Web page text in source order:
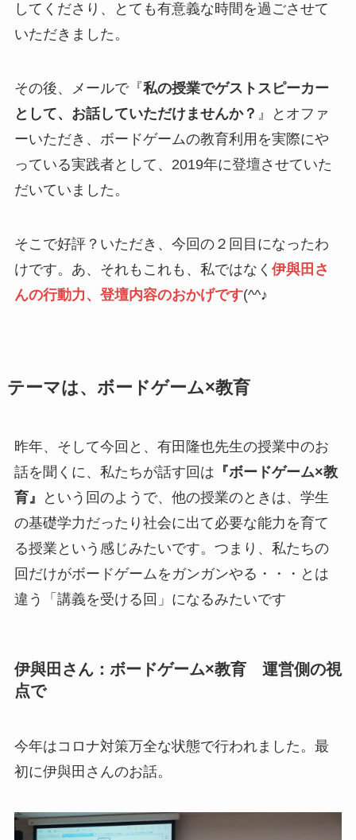
してくださり、とても有意義な時間を過ごさせて
いただきました。
その後、メールで『私の授業でゲストスピーカー
として、お話していただけませんか？ 』とオファ
ーいただき、ボードゲームの教育利用を実際にや
っている実践者として、2019年に登壇させていた
だいていました。
そこで好評？いただき、今回の２回目になったわ
けです。あ、それもこれも、私ではなく 伊與田さ
んの行動力、登壇内容のおかげです(^^♪
テーマは、ボードゲーム×教育
昨年、そして今回と、有田隆也先生の授業中のお
話を聞くに、私たちが話す回は 『ボードゲーム×教
育』
という回のようで、他の授業のときは、学生
の基礎学力だったり社会に出て必要な能力を育て
る授業という感じみたいです。つまり、私たちの
回だけがボードゲームをガンガンやる・・・とは
違う「講義を受ける回」になるみたいです
伊與田さん：ボードゲーム×教育 運営側の視
点で
今年はコロナ対策万全な状態で行われました。最
初に伊與田さんのお話。